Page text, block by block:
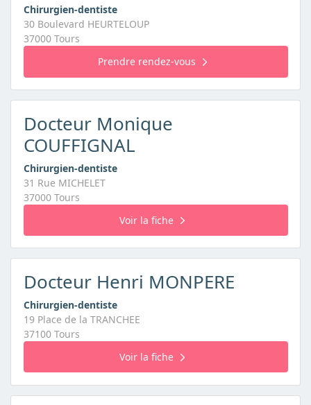
Chirurgien-dentiste
30 Boulevard HEURTELOUP
37000 Tours
Prendre rendez-vous
Docteur Monique
COUFFIGNAL
Chirurgien-dentiste
31 Rue MICHELET
37000 Tours
Voir la fiche
Docteur Henri MONPERE
Chirurgien-dentiste
19 Place de la TRANCHEE
37100 Tours
Voir la fiche